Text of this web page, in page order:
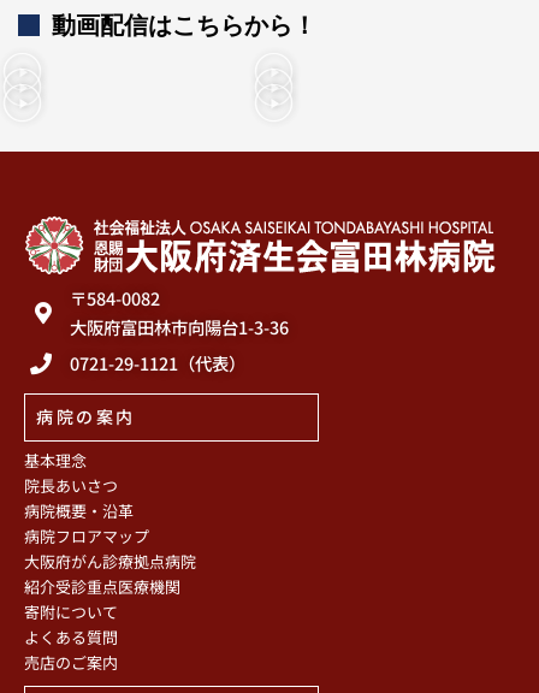
動画配信はこちらから！
〒584-0082
大阪府富田林市向陽台1-3-36
0721-29-1121（代表）
病院の案内
基本理念
院長あいさつ
病院概要・沿革
病院フロアマップ
大阪府がん診療拠点病院
紹介受診重点医療機関
寄附について
よくある質問
売店のご案内